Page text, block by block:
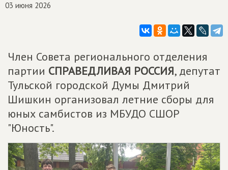
03 июня 2026
Член Совета регионального отделения
партии СПРАВЕДЛИВАЯ РОССИЯ, депутат
Тульской городской Думы Дмитрий
Шишкин организовал летние сборы для
юных самбистов из МБУДО СШОР
"Юность".